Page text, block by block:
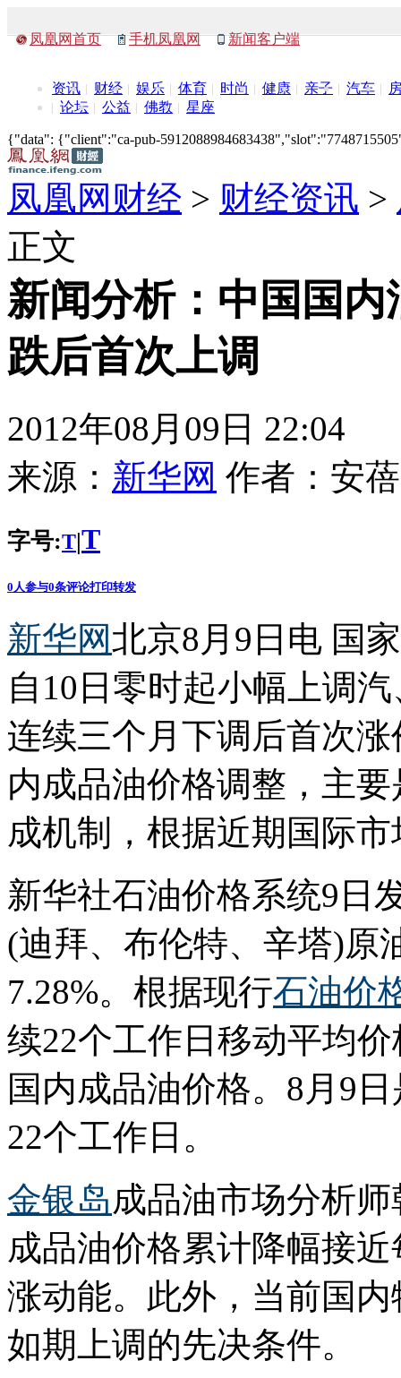
凤凰网首页 手机凤凰网 新闻客户端
资讯 财经 娱乐 体育 时尚 健康 亲子 汽车
论坛
公益 佛教 星座
{"data": {"client":"ca-pub-
凤凰网财经 > 财经资讯 >
正文
新闻分析：中国国内
跌后首次上调
2012年08月09日 22:04
来源： 新华网 作者： 安
字号:T|T
0 人参与0条评论打印转发
新华网北京8月9日电 国
自10日零时起小幅上调
连续三个月下调后首次
内成品油价格调整，主
成机制，根据近期国际
新华社石油价格系统9日
(迪拜、布伦特、辛塔)原
7.28%。根据现行石油价
续22个工作日移动平均
国内成品油价格。8月9
22个工作日。
金银岛成品油市场分析
成品油价格累计降幅接
涨动能。此外，当前国
如期上调的先决条件。